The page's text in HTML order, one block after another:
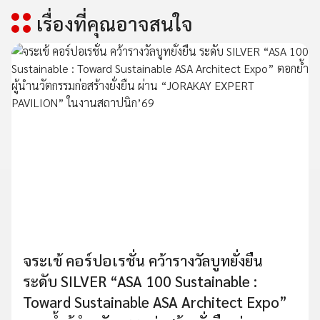
เรื่องที่คุณอาจสนใจ
จระเข้ คอร์ปอเรชั่น คว้ารางวัลบูทยั่งยืน
ระดับ SILVER “ASA 100 Sustainable :
Toward Sustainable ASA Architect Expo”